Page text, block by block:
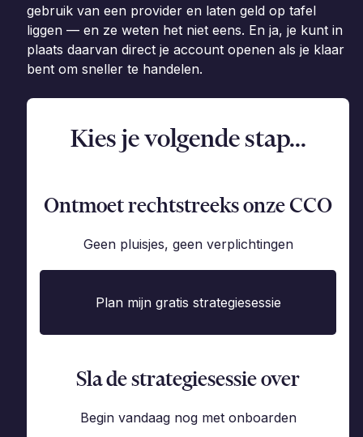
gebruik van een provider en laten geld op tafel
liggen — en ze weten het niet eens. En ja, je kunt in
plaats daarvan direct je account openen als je klaar
bent om sneller te handelen.
Kies je volgende stap...
Ontmoet rechtstreeks onze CCO
Geen pluisjes, geen verplichtingen
Plan mijn gratis strategiesessie
Sla de strategiesessie over
Begin vandaag nog met onboarden